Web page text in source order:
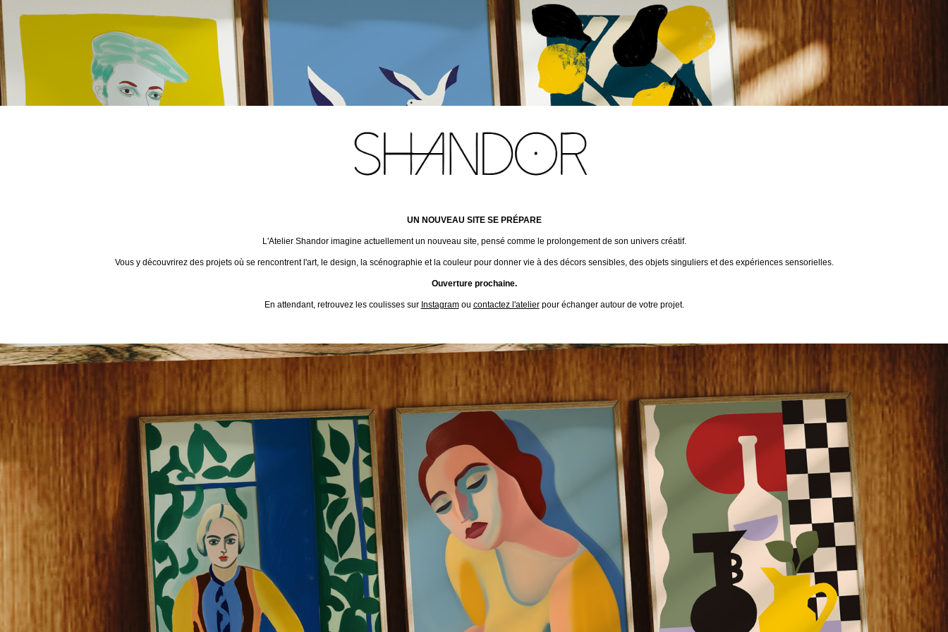
UN NOUVEAU SITE SE PRÉPARE
L'Atelier Shandor imagine actuellement un nouveau site, pensé comme le prolongement de son univers créatif.
Vous y découvrirez des projets où se rencontrent l'art, le design, la scénographie et la couleur pour donner vie à des décors sensibles, des objets singuliers et des expériences sensorielles.
Ouverture prochaine.
En attendant, retrouvez les coulisses sur Instagramou contactez l'atelierpour échanger autour de votre projet.